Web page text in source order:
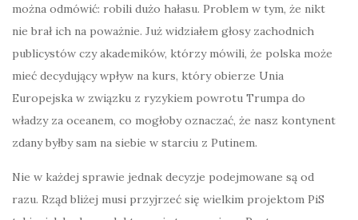
można odmówić: robili dużo hałasu. Problem w tym, że nikt
nie brał ich na poważnie. Już widziałem głosy zachodnich
publicystów czy akademików, którzy mówili, że polska może
mieć decydujący wpływ na kurs, który obierze Unia
Europejska w związku z ryzykiem powrotu Trumpa do
władzy za oceanem, co mogłoby oznaczać, że nasz kontynent
zdany byłby sam na siebie w starciu z Putinem.
Nie w każdej sprawie jednak decyzje podejmowane są od
razu. Rząd bliżej musi przyjrzeć się wielkim projektom PiS